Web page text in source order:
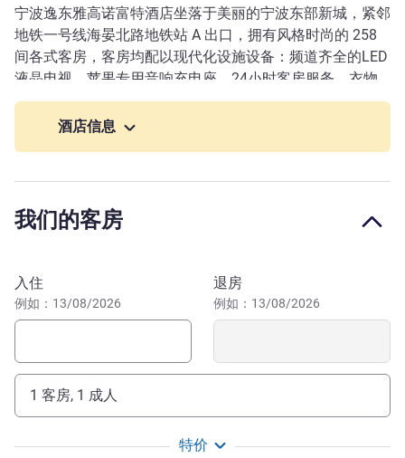
描述
宁波逸东雅高诺富特酒店坐落于美丽的宁波东部新城，紧邻
地铁一号线海晏北路地铁站 A 出口，拥有风格时尚的 258
间各式客房，客房均配以现代化设施设备：频道齐全的LED
液晶电视、苹果专用音响充电座、24小时客房服务、衣物
快捷送洗及熨烫服务。所有高级房均配备品牌独有的"Live
N Dream"高品质环保床具。法式灵魂对于生活艺术的优美
让人流连忘返。
酒店信息
我们的客房
预订此酒店
入住
例如：13/08/2026
退房
例如：13/08/2026
1 客房, 1 成人
特价